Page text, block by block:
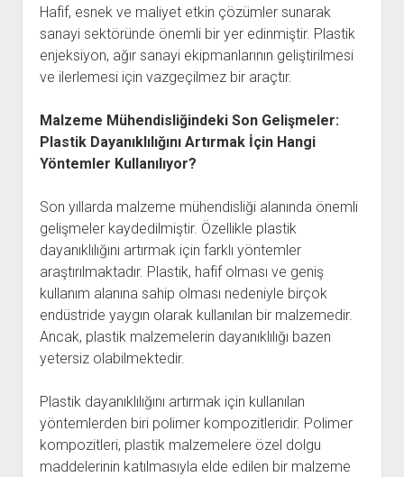
Hafif, esnek ve maliyet etkin çözümler sunarak
sanayi sektöründe önemli bir yer edinmiştir. Plastik
enjeksiyon, ağır sanayi ekipmanlarının geliştirilmesi
ve ilerlemesi için vazgeçilmez bir araçtır.
Malzeme Mühendisliğindeki Son Gelişmeler:
Plastik Dayanıklılığını Artırmak İçin Hangi
Yöntemler Kullanılıyor?
Son yıllarda malzeme mühendisliği alanında önemli
gelişmeler kaydedilmiştir. Özellikle plastik
dayanıklılığını artırmak için farklı yöntemler
araştırılmaktadır. Plastik, hafif olması ve geniş
kullanım alanına sahip olması nedeniyle birçok
endüstride yaygın olarak kullanılan bir malzemedir.
Ancak, plastik malzemelerin dayanıklılığı bazen
yetersiz olabilmektedir.
Plastik dayanıklılığını artırmak için kullanılan
yöntemlerden biri polimer kompozitleridir. Polimer
kompozitleri, plastik malzemelere özel dolgu
maddelerinin katılmasıyla elde edilen bir malzeme